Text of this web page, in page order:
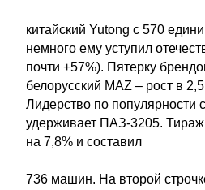
китайский Yutong с 570
немного ему уступил
почти +57%). Пятерку
белорусский MAZ – рост в
Лидерство по популярности
удерживает ПАЗ-3205.
на 7,8% и составил
736 машин. На второй